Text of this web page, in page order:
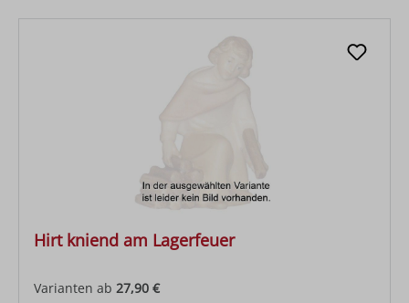
Hirt kniend am Lagerfeuer
Varianten ab 27,90 €